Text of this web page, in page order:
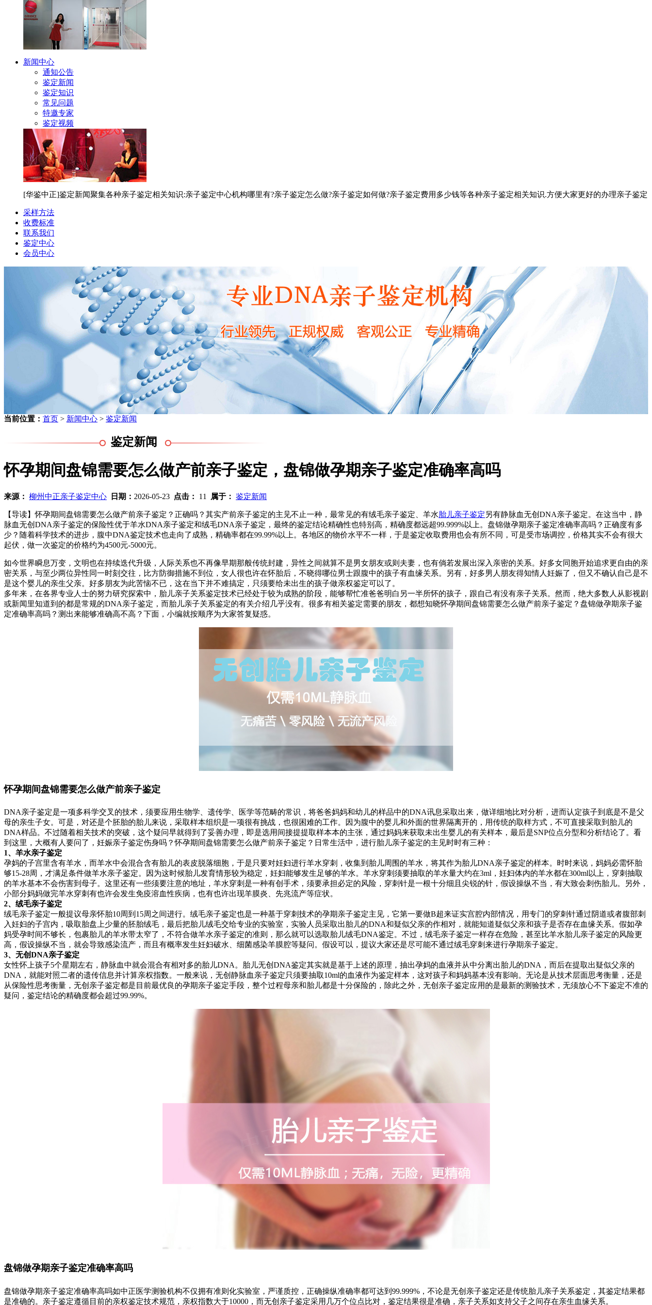
新闻中心
通知公告
鉴定新闻
鉴定知识
常见问题
特邀专家
鉴定视频
[华鉴中正]鉴定新闻聚集各种亲子鉴定相关知识:亲子鉴定中心机构哪里有?亲子鉴定怎么做?亲子鉴定如何做?亲子鉴定费用多少钱等各种亲子鉴定相关知识.方便大家更好的办理亲子鉴定
采样方法
收费标准
联系我们
鉴定中心
会员中心
当前位置： 首页 > 新闻中心 > 鉴定新闻
鉴定新闻
怀孕期间盘锦需要怎么做产前亲子鉴定，盘锦做孕期亲子鉴定准确率高吗
来源： 柳州中正亲子鉴定中心 日期： 2026-05-23 点击： 11 属于： 鉴定新闻
【导读】怀孕期间盘锦需要怎么做产前亲子鉴定？正确吗？其实产前亲子鉴定的主见不止一种，最常见的有绒毛亲子鉴定、羊水胎儿亲子鉴定另有静脉血无创DNA亲子鉴定。在这当中，静
脉血无创DNA亲子鉴定的保险性优于羊水DNA亲子鉴定和绒毛DNA亲子鉴定，最终的鉴定结论精确性也特别高，精确度都远超99.999%以上。盘锦做孕期亲子鉴定准确率高吗？正确度有多
少？随着科学技术的进步，腹中DNA鉴定技术也走向了成熟，精确率都在99.99%以上。各地区的物价水平不一样，于是鉴定收取费用也会有所不同，可是受市场调控，价格其实不会有很大
起伏，做一次鉴定的价格约为4500元-5000元。
如今世界瞬息万变，文明也在持续迭代升级，人际关系也不再像早期那般传统封建，异性之间就算不是男女朋友或则夫妻，也有倘若发展出深入亲密的关系。好多女同胞开始追求更自由的亲
密关系，与至少两位异性同一时刻交往，比方防御措施不到位，女人很也许在怀胎后，不晓得哪位男士跟腹中的孩子有血缘关系。另有，好多男人朋友得知情人妊娠了，但又不确认自己是不
是这个婴儿的亲生父亲。好多朋友为此苦恼不已，这在当下并不难搞定，只须要给未出生的孩子做亲权鉴定可以了。
多年来，在各界专业人士的努力研究探索中，胎儿亲子关系鉴定技术已经处于较为成熟的阶段，能够帮忙准爸爸明白另一半所怀的孩子，跟自己有没有亲子关系。然而，绝大多数人从影视剧
或新闻里知道到的都是常规的DNA亲子鉴定，而胎儿亲子关系鉴定的有关介绍几乎没有。很多有相关鉴定需要的朋友，都想知晓怀孕期间盘锦需要怎么做产前亲子鉴定？盘锦做孕期亲子鉴
定准确率高吗？测出来能够准确高不高？下面，小编就按顺序为大家答复疑惑。
怀孕期间盘锦需要怎么做产前亲子鉴定
DNA亲子鉴定是一项多科学交叉的技术，须要应用生物学、遗传学、医学等范畴的常识，将爸爸妈妈和幼儿的样品中的DNA讯息采取出来，做详细地比对分析，进而认定孩子到底是不是父
母的亲生子女。可是，对还是个胚胎的胎儿来说，采取样本组织是一项很有挑战，也很困难的工作。因为腹中的婴儿和外面的世界隔离开的，用传统的取样方式，不可直接采取到胎儿的
DNA样品。不过随着相关技术的突破，这个疑问早就得到了妥善办理，即是选用间接提提取样本本的主张，通过妈妈来获取未出生婴儿的有关样本，最后是SNP位点分型和分析结论了。看
到这里，大概有人要问了，妊娠亲子鉴定伤身吗？怀孕期间盘锦需要怎么做产前亲子鉴定？日常生活中，进行胎儿亲子鉴定的主见时时有三种：
1、羊水亲子鉴定
孕妈的子宫里含有羊水，而羊水中会混合含有胎儿的表皮脱落细胞，于是只要对妊妇进行羊水穿刺，收集到胎儿周围的羊水，将其作为胎儿DNA亲子鉴定的样本。时时来说，妈妈必需怀胎
够15-28周，才满足条件做羊水亲子鉴定。因为这时候胎儿发育情形较为稳定，妊妇能够发生足够的羊水。羊水穿刺须要抽取的羊水量大约在3ml，妊妇体内的羊水都在300ml以上，穿刺抽取
的羊水基本不会伤害到母子。这里还有一些须要注意的地址，羊水穿刺是一种有创手术，须要承担必定的风险，穿刺针是一根十分细且尖锐的针，假设操纵不当，有大致会刺伤胎儿。另外，
小部分妈妈做完羊水穿刺有也许会发生免疫溶血性疾病，也有也许出现羊膜炎、先兆流产等症状。
2、绒毛亲子鉴定
绒毛亲子鉴定一般提议母亲怀胎10周到15周之间进行。绒毛亲子鉴定也是一种基于穿刺技术的孕期亲子鉴定主见，它第一要做B超来证实宫腔内部情况，用专门的穿刺针通过阴道或者腹部刺
入妊妇的子宫内，吸取胎盘上少量的胚胎绒毛，最后把胎儿绒毛交给专业的实验室，实验人员采取出胎儿的DNA和疑似父亲的作相对，就能知道疑似父亲和孩子是否存在血缘关系。假如孕
妈受孕时间不够长，包裹胎儿的羊水带太窄了，不符合做羊水亲子鉴定的准则，那么就可以选取胎儿绒毛DNA鉴定。不过，绒毛亲子鉴定一样存在危险，甚至比羊水胎儿亲子鉴定的风险更
高，假设操纵不当，就会导致感染流产，而且有概率发生妊妇破水、细菌感染羊膜腔等疑问。假设可以，提议大家还是尽可能不通过绒毛穿刺来进行孕期亲子鉴定。
3、无创DNA亲子鉴定
女性怀上孩子5个星期左右，静脉血中就会混合有相对多的胎儿DNA。胎儿无创DNA鉴定其实就是基于上述的原理，抽出孕妈的血液并从中分离出胎儿的DNA，而后在提取出疑似父亲的
DNA，就能对照二者的遗传信息并计算亲权指数。一般来说，无创静脉血亲子鉴定只须要抽取10ml的血液作为鉴定样本，这对孩子和妈妈基本没有影响。无论是从技术层面思考衡量，还是
从保险性思考衡量，无创亲子鉴定都是目前最优良的孕期亲子鉴定手段，整个过程母亲和胎儿都是十分保险的，除此之外，无创亲子鉴定应用的是最新的测验技术，无须放心不下鉴定不准的
疑问，鉴定结论的精确度都会超过99.99%。
盘锦做孕期亲子鉴定准确率高吗
盘锦做孕期亲子鉴定准确率高吗如中正医学测验机构不仅拥有准则化实验室，严谨质控，正确操纵准确率都可达到99.999%，不论是无创亲子鉴定还是传统胎儿亲子关系鉴定，其鉴定结果都
是准确的。亲子鉴定遵循目前的亲权鉴定技术规范，亲权指数大于10000，而无创亲子鉴定采用几万个位点比对，鉴定结果很是准确，亲子关系如支持父子之间存在亲生血缘关系。